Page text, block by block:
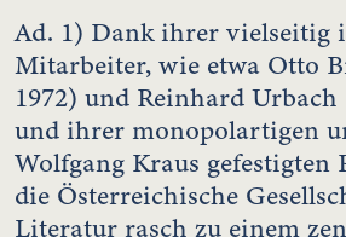
Ad. 1) Dank ihrer vielseitig
Mitarbeiter, wie etwa Otto
1972) und Reinhard Urbach
und ihrer monopolartigen
Wolfgang Kraus
die Österreichische
Literatur rasch zu einem